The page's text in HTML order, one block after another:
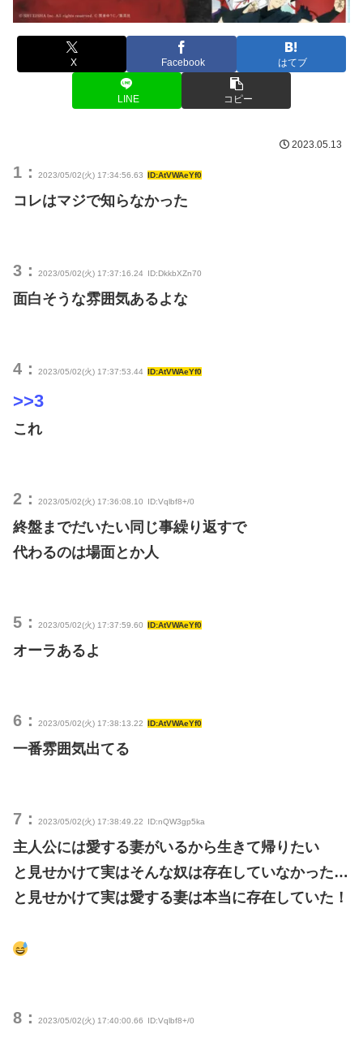
X Facebook はてブ
LINE コピー
2023.05.13
1： 2023/05/02(火) 17:34:56.63 ID:AtVWAeYf0
コレはマジで知らなかった
3： 2023/05/02(火) 17:37:16.24 ID:DkkbXZn70
面白そうな雰囲気あるよな
4： 2023/05/02(火) 17:37:53.44 ID:AtVWAeYf0
>>3
これ
2： 2023/05/02(火) 17:36:08.10 ID:Vqlbf8+/0
終盤までだいたい同じ事繰り返すで
代わるのは場面とか人
5： 2023/05/02(火) 17:37:59.60 ID:AtVWAeYf0
オーラあるよ
6： 2023/05/02(火) 17:38:13.22 ID:AtVWAeYf0
一番雰囲気出てる
7： 2023/05/02(火) 17:38:49.22 ID:nQW3gp5ka
主人公には愛する妻がいるから生きて帰りたい
と見せかけて実はそんな奴は存在していなかった…
と見せかけて実は愛する妻は本当に存在していた！
8： 2023/05/02(火) 17:40:00.66 ID:Vqlbf8+/0